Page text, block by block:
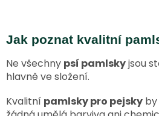
Jak poznat kvalitní
Ne všechny psí pamlskyjsou
hlavně ve složení.
Kvalitní pamlsky pro pejsky